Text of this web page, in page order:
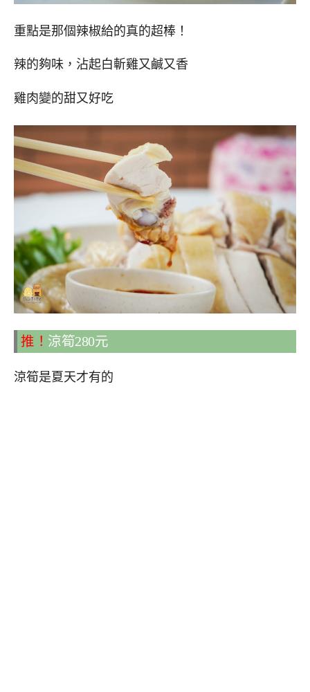
重點是那個辣椒給的真的超棒！
辣的夠味，沾起白斬雞又鹹又香
雞肉變的甜又好吃
推！ 涼筍280元
涼筍是夏天才有的